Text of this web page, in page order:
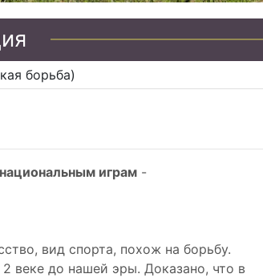
борьба)
играм -
вид спорта, похож на борьбу.
веке до нашей эры. Доказано, что в